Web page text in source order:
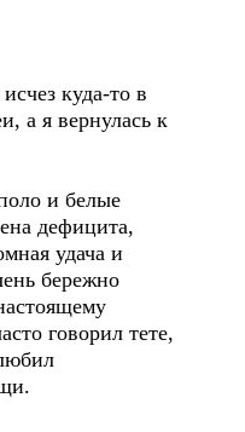
куда-то в
а я вернулась к
и белые
дефицита,
удача и
бережно
говорил тете,